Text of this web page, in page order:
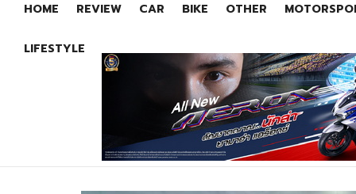
HOME REVIEW CAR BIKE OTHER
LIFESTYLE